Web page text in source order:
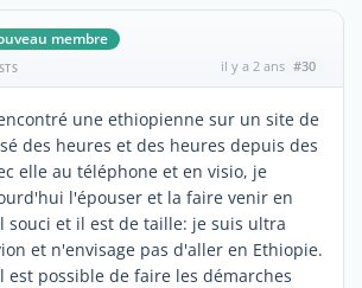
membre
il y a 2 ans #30
une ethiopienne sur un site de
des heures et des heures depuis des
elle au téléphone et en visio, je
l'épouser et la faire venir en
souci et il est de taille: je suis ultra
et n'envisage pas d'aller en Ethiopie.
est possible de faire les démarches